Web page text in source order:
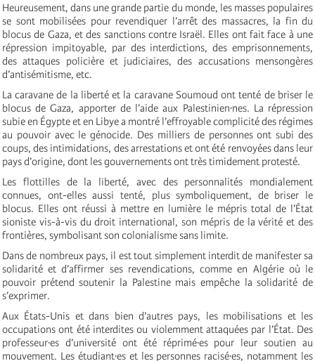
Heureusement, dans une grande partie du monde, les masses populaires
se sont mobilisées pour revendiquer l’arrêt des massacres, la fin du
blocus de Gaza, et des sanctions contre Israël. Elles ont fait face à une
répression impitoyable, par des interdictions, des emprisonnements,
des attaques policière et judiciaires, des accusations mensongères
d’antisémitisme, etc.
La caravane de la liberté et la caravane Soumoud ont tenté de briser le
blocus de Gaza, apporter de l’aide aux Palestinien·nes. La répression
subie en Égypte et en Libye a montré l’effroyable complicité des régimes
au pouvoir avec le génocide. Des milliers de personnes ont subi des
coups, des intimidations, des arrestations et ont été renvoyées dans leur
pays d’origine, dont les gouvernements ont très timidement protesté.
Les flottilles de la liberté, avec des personnalités mondialement
connues, ont-elles aussi tenté, plus symboliquement, de briser le
blocus. Elles ont réussi à mettre en lumière le mépris total de l’État
sioniste vis-à-vis du droit international, son mépris de la vérité et des
frontières, symbolisant son colonialisme sans limite.
Dans de nombreux pays, il est tout simplement interdit de manifester sa
solidarité et d’affirmer ses revendications, comme en Algérie où le
pouvoir prétend soutenir la Palestine mais empêche la solidarité de
s’exprimer.
Aux États-Unis et dans bien d’autres pays, les mobilisations et les
occupations ont été interdites ou violemment attaquées par l’État. Des
professeur·es d’université ont été réprimé·es pour leur soutien au
mouvement. Les étudiant·es et les personnes racisé·es, notamment les